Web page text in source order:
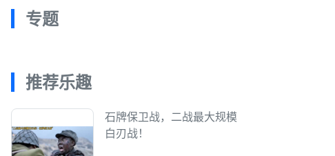
专题
推荐乐趣
石牌保卫战，二战最大规模
白刃战！